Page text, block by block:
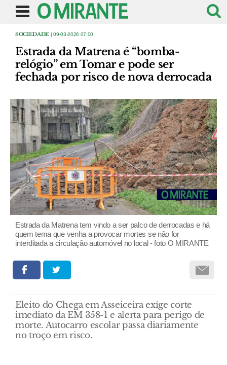
SOCIEDADE | 09-03-2026 07:00
Estrada da Matrena é “bomba-
relógio” em Tomar e pode ser
fechada por risco de nova derrocada
Estrada da Matrena tem vindo a ser palco de derrocadas e há
quem tema que venha a provocar mortes se não for
interditada a circulação automóvel no local - foto O MIRANTE
Eleito do Chega em Asseiceira exige corte
imediato da EM 358-1 e alerta para perigo de
morte. Autocarro escolar passa diariamente
no troço em risco.